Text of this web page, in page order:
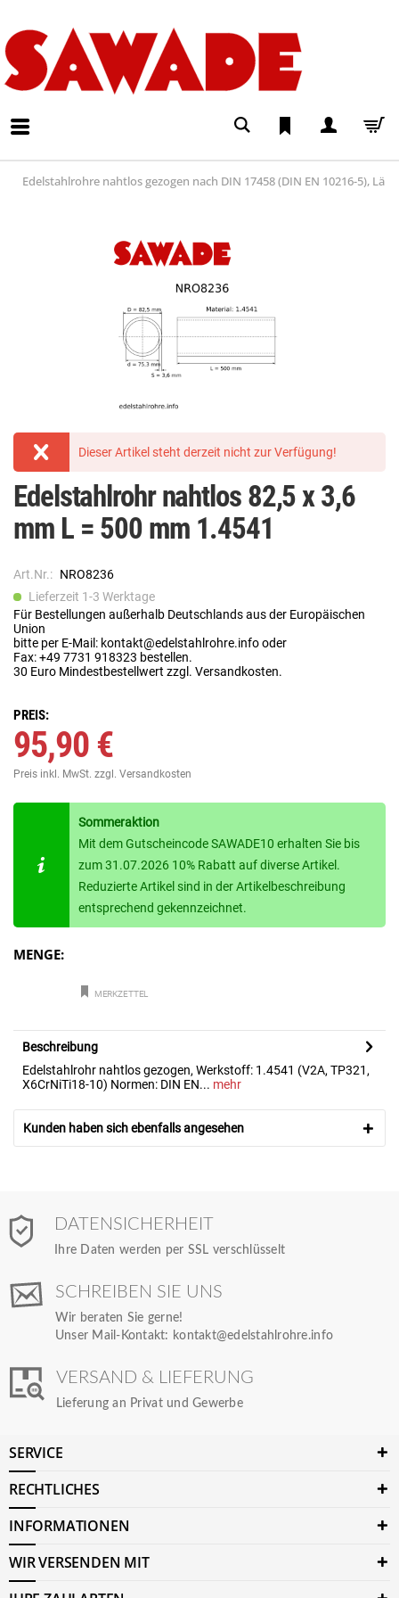
Edelstahlrohre nahtlos gezogen nach DIN 17458 (DIN EN 10216-5),
Dieser Artikel steht derzeit nicht zur Verfügung!
Edelstahlrohr nahtlos 82,5 x 3,6
mm L = 500 mm 1.4541
Art.Nr.: NRO8236
Lieferzeit 1-3 Werktage
Für Bestellungen außerhalb Deutschlands aus der Europäischen
Union
bitte per E-Mail: kontakt@edelstahlrohre.info oder
Fax: +49 7731 918323 bestellen.
30 Euro Mindestbestellwert zzgl. Versandkosten.
PREIS:
95,90 €
Preis inkl. MwSt. zzgl. Versandkosten
Sommeraktion
Mit dem Gutscheincode SAWADE10 erhalten Sie bis
zum 31.07.2026 10% Rabatt auf diverse Artikel.
Reduzierte Artikel sind in der Artikelbeschreibung
entsprechend gekennzeichnet.
MENGE:
MERKZETTEL
Beschreibung
Edelstahlrohr nahtlos gezogen, Werkstoff: 1.4541 (V2A, TP321,
X6CrNiTi18-10) Normen: DIN EN... mehr
Kunden haben sich ebenfalls angesehen
DATENSICHERHEIT
Ihre Daten werden per SSL verschlüsselt
SCHREIBEN SIE UNS
Wir beraten Sie gerne!
Unser Mail-Kontakt: kontakt@edelstahlrohre.info
VERSAND & LIEFERUNG
Lieferung an Privat und Gewerbe
SERVICE
RECHTLICHES
INFORMATIONEN
WIR VERSENDEN MIT